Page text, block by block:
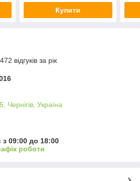
Купити
відгуків за рік
Чернігів, Україна
09:00 до 18:00
роботи